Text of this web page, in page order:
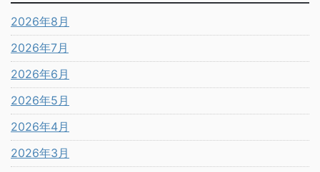
2026年8月
2026年7月
2026年6月
2026年5月
2026年4月
2026年3月